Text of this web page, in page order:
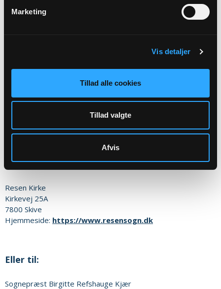
Marketing
Vis detaljer
Tillad alle cookies
Tillad valgte
Afvis
Hjemmeside:
Sognets officielle email adresse:resen.sognskive@km.dk
Eller til:
Resen Kirke
Kirkevej 25A
7800 Skive
Hjemmeside: https://www.resensogn.dk
Eller til:
Sognepræst Birgitte Refshauge Kjær